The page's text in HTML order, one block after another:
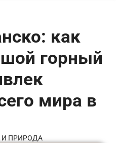
как
горный
мира в
И ПРИРОДА